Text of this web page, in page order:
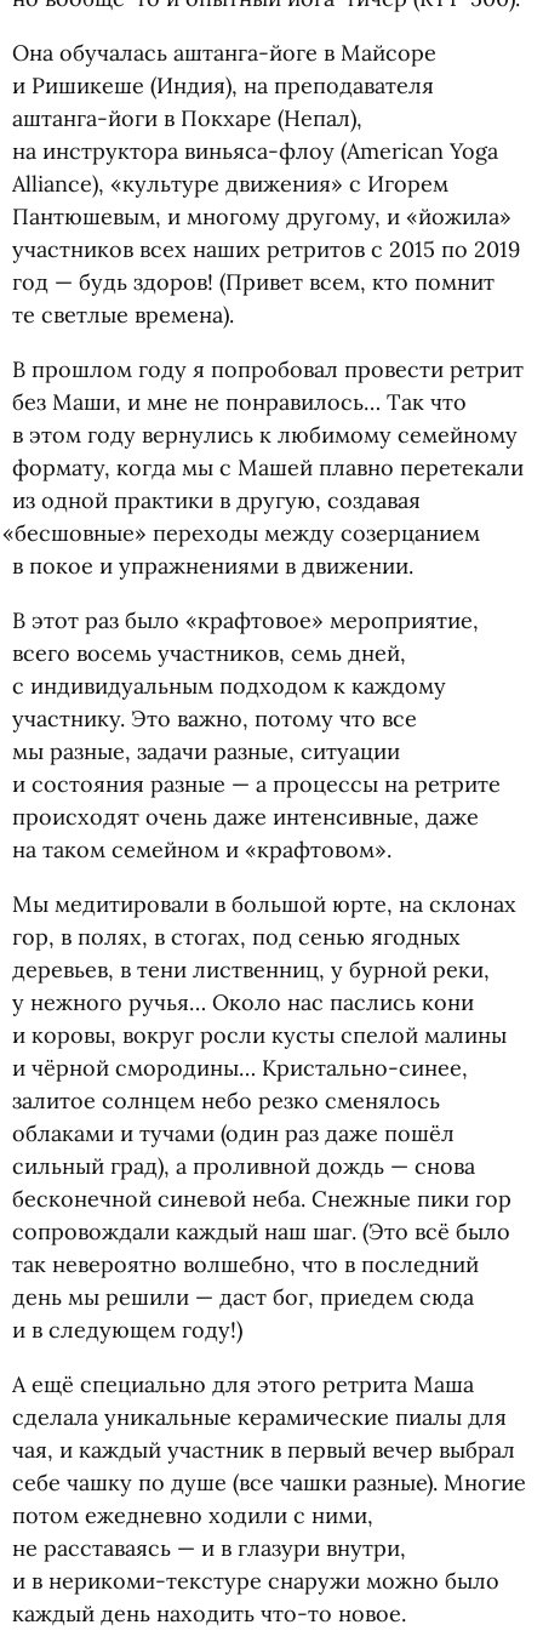
Она обучалась аштанга-йоге в Майсоре
и Ришикеше (Индия), на преподавателя
аштанга-йоги в Покхаре (Непал),
на инструктора виньяса-флоу (American Yoga
Alliance), «культуре движения» с Игорем
Пантюшевым, и многому другому, и «йожила»
участников всех наших ретритов с 2015 по 2019
год — будь здоров! (Привет всем, кто помнит
те светлые времена).
В прошлом году я попробовал провести ретрит
без Маши, и мне не понравилось… Так что
в этом году вернулись к любимому семейному
формату, когда мы с Машей плавно перетекали
из одной практики в другую, создавая
«бесшовные» переходы между созерцанием
в покое и упражнениями в движении.
В этот раз было «крафтовое» мероприятие,
всего восемь участников, семь дней,
с индивидуальным подходом к каждому
участнику. Это важно, потому что все
мы разные, задачи разные, ситуации
и состояния разные — а процессы на ретрите
происходят очень даже интенсивные, даже
на таком семейном и «крафтовом».
Мы медитировали в большой юрте, на склонах
гор, в полях, в стогах, под сенью ягодных
деревьев, в тени лиственниц, у бурной реки,
у нежного ручья… Около нас паслись кони
и коровы, вокруг росли кусты спелой малины
и чёрной смородины… Кристально-синее,
залитое солнцем небо резко сменялось
облаками и тучами (один раз даже пошёл
сильный град), а проливной дождь — снова
бесконечной синевой неба. Снежные пики гор
сопровождали каждый наш шаг. (Это всё было
так невероятно волшебно, что в последний
день мы решили — даст бог, приедем сюда
и в следующем году!)
А ещё специально для этого ретрита Маша
сделала уникальные керамические пиалы для
чая, и каждый участник в первый вечер выбрал
себе чашку по душе (все чашки разные). Многие
потом ежедневно ходили с ними,
не расставаясь — и в глазури внутри,
и в нерикоми-текстуре снаружи можно было
каждый день находить что-то новое.